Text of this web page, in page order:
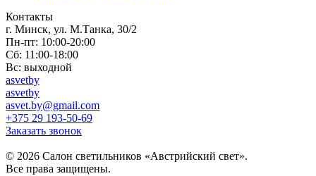
Контакты
г. Минск, ул. М.Танка, 30/2
Пн-пт: 10:00-20:00
Сб: 11:00-18:00
Вс: выходной
asvetby
asvetby
asvet.by@gmail.com
+375 29 193-50-69
Заказать звонок
© 2026 Салон светильников «Австрийский свет».
Все права защищены.